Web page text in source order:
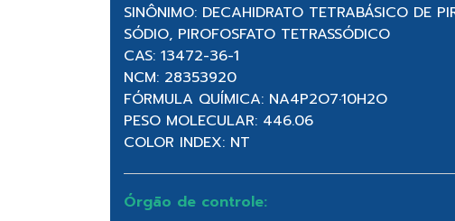
SINÔNIMO: DECAHIDRATO TETRABÁSICO DE
SÓDIO, PIROFOSFATO TETRASSÓDICO
CAS: 13472-36-1
NCM: 28353920
FÓRMULA QUÍMICA: NA4P2O7·10H2O
PESO MOLECULAR: 446.06
COLOR INDEX: NT
Órgão de controle: